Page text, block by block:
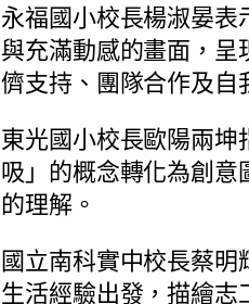
永福國小校長楊淑晏
與充滿動感的畫面，
儕支持、團隊合作及自
東光國小校長歐陽兩
吸」的概念轉化為創
的理解。
國立南科實中校長蔡
生活經驗出發，描繪